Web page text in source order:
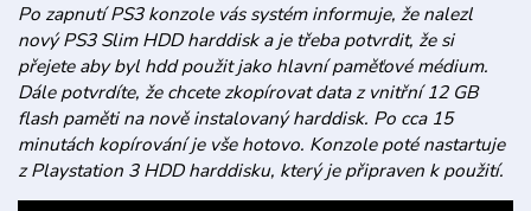
Po zapnutí PS3 konzole vás systém informuje, že nalezl
nový PS3 Slim HDD harddisk a je třeba potvrdit, že si
přejete aby byl hdd použit jako hlavní paměťové médium.
Dále potvrdíte, že chcete zkopírovat data z vnitřní 12 GB
flash paměti na nově instalovaný harddisk. Po cca 15
minutách kopírování je vše hotovo. Konzole poté nastartuje
z Playstation 3 HDD harddisku, který je připraven k použití.